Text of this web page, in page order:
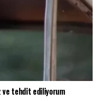
tehdit ediliyorum